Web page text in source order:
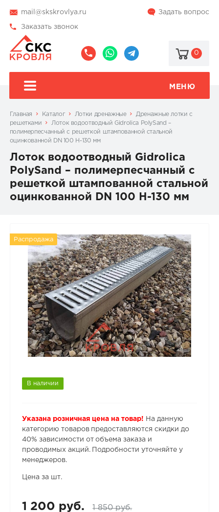
mail@skskrovlya.ru Задать вопрос
Заказать звонок
0
МЕНЮ
Главная Каталог Лотки дренажные
Дренажные лотки с
решетками
Лоток водоотводный Gidrolica PolySand –
полимерпесчанный c решеткой штампованной стальной
оцинкованной DN 100 H-130 мм
Лоток водоотводный Gidrolica
PolySand – полимерпесчанный c
решеткой штампованной стальной
оцинкованной DN 100 H-130 мм
Распродажа
В наличии
Указана розничная цена на товар! На данную
категорию товаров предоставляются скидки до
40% зависимости от объема заказа и
проводимых акций. Подробности уточняйте у
менеджеров.
Цена за шт.
1 200 руб. 1 850 руб.